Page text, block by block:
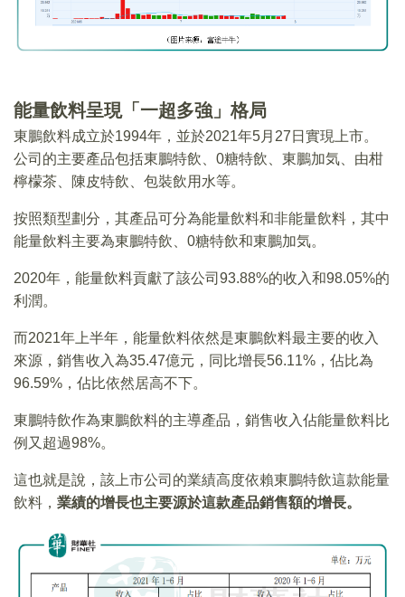
能量飲料呈現「一超多強」格局
東鵬飲料成立於1994年，並於2021年5月27日實現上市。
公司的主要產品包括東鵬特飲、0糖特飲、東鵬加気、由柑
檸檬茶、陳皮特飲、包裝飲用水等。
按照類型劃分，其產品可分為能量飲料和非能量飲料，其中
能量飲料主要為東鵬特飲、0糖特飲和東鵬加気。
2020年，能量飲料貢獻了該公司93.88%的收入和98.05%的
利潤。
而2021年上半年，能量飲料依然是東鵬飲料最主要的收入
來源，銷售收入為35.47億元，同比增長56.11%，佔比為
96.59%，佔比依然居高不下。
東鵬特飲作為東鵬飲料的主導產品，銷售收入佔能量飲料比
例又超過98%。
這也就是說，該上市公司的業績高度依賴東鵬特飲這款能量
飲料， 業績的增長也主要源於這款產品銷售額的增長。